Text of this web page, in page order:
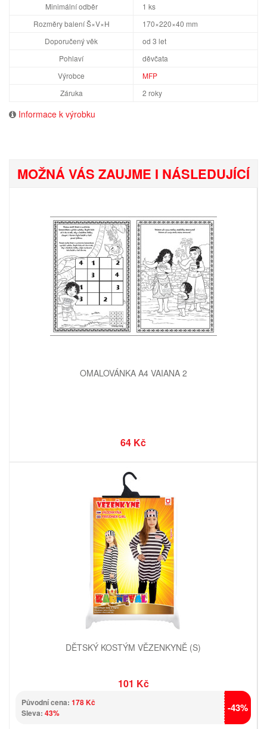
Minimální odběr
1 ks
Rozměry balení Š×V×H
170×220×40 mm
Doporučený věk
od 3 let
Pohlaví
děvčata
Výrobce
MFP
Záruka
2 roky
Informace k výrobku
MOŽNÁ VÁS ZAUJME I NÁSLEDUJÍCÍ
OMALOVÁNKA A4 VAIANA 2
64 Kč
DĚTSKÝ KOSTÝM VĚZENKYNĚ (S)
101 Kč
Původní cena: 178 Kč
Sleva: 43% -43%